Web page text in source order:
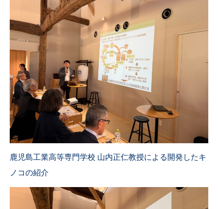
鹿児島工業高等専門学校 山内正仁教授による開発したキ
ノコの紹介